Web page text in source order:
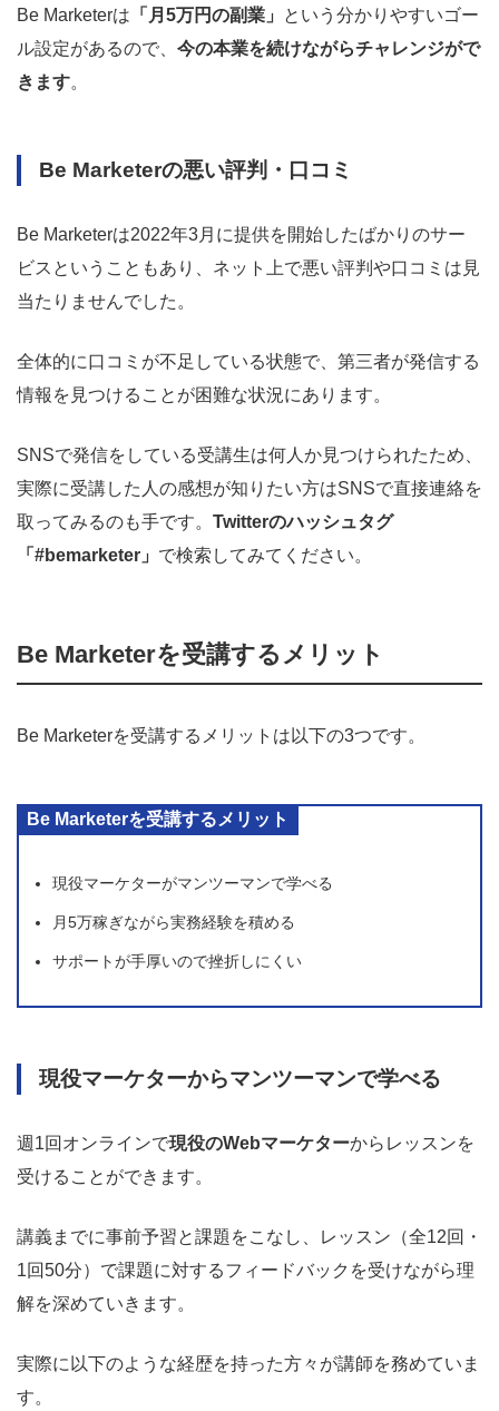
Be Marketerは 「月5万円の副業」
という分かりやすいゴー
ル設定があるので、 今の本業を続けながらチャレンジがで
きます。
Be Marketerの悪い評判・口コミ
Be Marketerは2022年3月に提供を開始したばかりのサー
ビスということもあり、ネット上で悪い評判や口コミは見
当たりませんでした。
全体的に口コミが不足している状態で、第三者が発信する
情報を見つけることが困難な状況にあります。
SNSで発信をしている受講生は何人か見つけられたため、
実際に受講した人の感想が知りたい方はSNSで直接連絡を
取ってみるのも手です。 Twitterのハッシュタグ
「#bemarketer」 で検索してみてください。
Be Marketerを受講するメリット
Be Marketerを受講するメリットは以下の3つです。
Be Marketerを受講するメリット
現役マーケターがマンツーマンで学べる
月5万稼ぎながら実務経験を積める
サポートが手厚いので挫折しにくい
現役マーケターからマンツーマンで学べる
週1回オンラインで現役のWebマーケターからレッスンを
受けることができます。
講義までに事前予習と課題をこなし、レッスン（全12回・
1回50分）で課題に対するフィードバックを受けながら理
解を深めていきます。
実際に以下のような経歴を持った方々が講師を務めていま
す。